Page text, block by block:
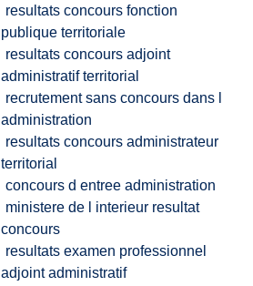
resultats concours fonction
publique territoriale
resultats concours adjoint
administratif territorial
recrutement sans concours dans l
administration
resultats concours administrateur
territorial
concours d entree administration
ministere de l interieur resultat
concours
resultats examen professionnel
adjoint administratif